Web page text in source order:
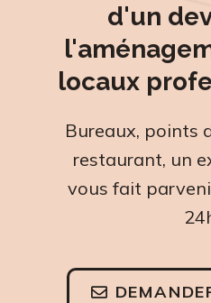
d'un
locaux
Bureaux, points
restaurant, un
vous fait